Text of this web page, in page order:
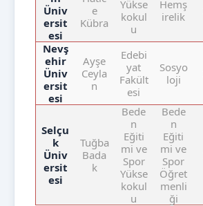
Üniv
ersit
esi
e
Kübra
Yükse
kokul
u
Hemş
irelik
Nevş
ehir
Üniv
ersit
esi
Ayşe
Ceyla
n
Edebi
yat
Fakült
esi
Sosyo
loji
Selçu
k
Üniv
ersit
esi
Tuğba
Bada
k
Bede
n
Eğiti
mi ve
Spor
Yükse
kokul
u
Bede
n
Eğiti
mi ve
Spor
Öğret
menli
ği